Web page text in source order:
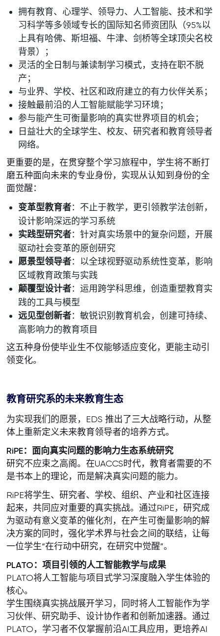
拥有教育、心理学、领导力、人工智能、技术和学
习科学等多领域专长的国际知名师资团队（95%以
上具有哈佛、斯坦福、牛津、剑桥等全球顶尖名校
背景）；
灵活的全日制与兼读制学习模式，支持在职不脱
产；
与业界、学校、社区和政府建立的有力伙伴关系；
接触最前沿的人工智能赋能学习环境；
参与能产生可衡量影响的真实世界项目的机会；
日益壮大的全球学生、校友、研究者和教育领导者
网络。
更重要的是，在贯穿整个学习旅程中，学生将不断打
磨五种面向未来的专业身份，实现从认知到身份的全
面觉醒：
变革型教育者：不止于教学，更引领教学法创新，
设计影响深远的学习系统
实践型研究者：针对真实场景中的复杂问题，开展
驱动社会变革的原创研究
愿景型领导者：以全球视野驱动系统性变革，影响
区域教育政策与实践
颠覆型设计者：运用跨学科思维，创造重塑教育实
践的工具与模型
远见型创新者：敏锐识别教育机会，创建可持续、
高影响力的教育项目
这五种身份使毕业生不仅能够适应变化，更能主动引
领变化。
教育研究系的未来教育生态
为实现我们的愿景，EDS 推出了三大战略行动，从整
体上重新定义未来教育领导者的培养方式。
RiPE：面向真实问题的影响力生态系统研究
研究不应束之高阁。在UACCS时代，教育者需要的不
是书本上的理论，而是解决真实问题的能力。
RiPE将学生、研究者、学校、组织、产业和社区连接
起来，共同应对重要的真实挑战。通过RiPE，研究成
为驱动有意义变革的催化剂，在产生可衡量影响的解
决方案的同时，强化学术界与社会之间的联结，让每
一位学生“在行动中研究，在研究中觉醒”。
PLATO：项目引领的人工智能教学与成果
PLATO将人工智能与项目式学习深度融入学生体验的
核心。
学生围绕真实挑战展开学习，同时将人工智能作为学
习伙伴、研究助手、设计协作者和创新加速器。通过
PLATO，学习者不仅掌握前沿AI工具应用，更培养AI